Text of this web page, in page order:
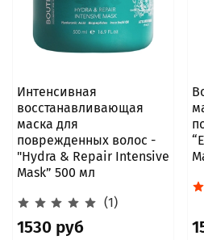
Интенсивная
восстанавливающая
маска для
поврежденных волос -
"Hydra & Repair Intensive
Mask” 500 мл
(1)
1530 руб